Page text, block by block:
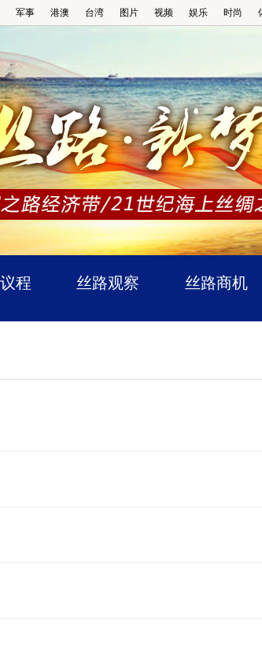
军事 港澳 台湾 图片 视频 娱乐 时尚
程 丝路观察 丝路商机